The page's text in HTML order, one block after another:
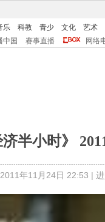
乐 科教 青少 文化
艺术
中国 赛事直播 网络
济半小时》
年11月24日 22:53 |